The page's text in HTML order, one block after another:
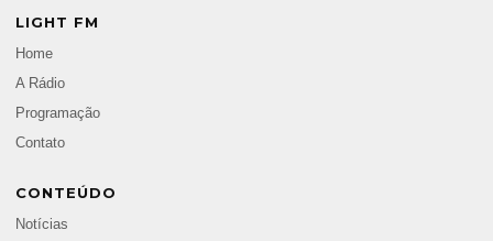
LIGHT FM
Home
A Rádio
Programação
Contato
CONTEÚDO
Notícias